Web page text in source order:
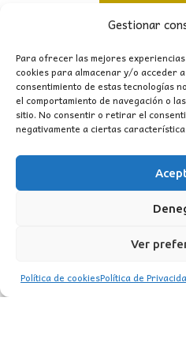
Gestionar
Para ofrecer las mejores
cookies para almacenar y/o acceder
consentimiento de estas tecnologías
el comportamiento de navegación o
sitio. No consentir o retirar el
negativamente a ciertas
Ver
Política de cookiesPolítica de
WhatsApp
TikTok
Instagram